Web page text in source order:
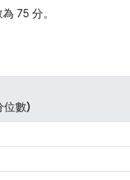
75 分。
位數)